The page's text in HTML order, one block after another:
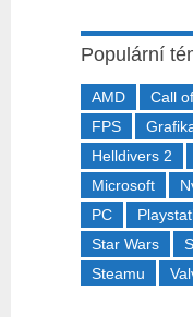
Populární
AMD Call
FPS
Helldivers 2
Microsoft
PC
Star Wars
Steamu